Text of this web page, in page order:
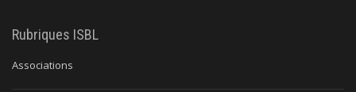
Rubriques ISBL
Associations